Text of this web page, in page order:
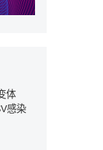
体
感染